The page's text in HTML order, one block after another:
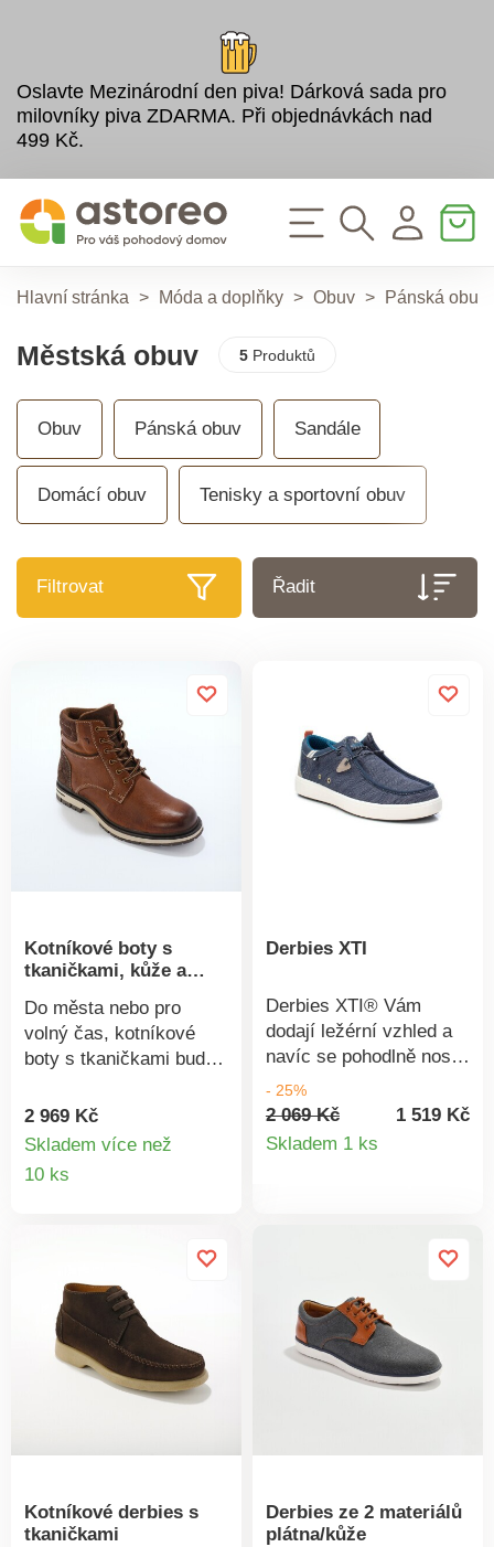
Oslavte Mezinárodní den piva! Dárková sada pro
milovníky piva ZDARMA. Při objednávkách nad
499 Kč.
Hlavní stránka > Móda a doplňky > Obuv > Pánská obuv
Městská obuv 5Produktů
Obuv Pánská obuv Sandále
Domácí obuv Tenisky a sportovní obuv
Filtrovat Řadit
Kotníkové boty s
tkaničkami, kůže a
Do města nebo pro
volný čas, kotníkové
boty s tkaničkami budou
Look 2 materiálů: kůže a
velur. Tkaničky pro
Velurové vsadky s
Hřejivá podšívka. Pevný
opatek. Vzorovaná
protiskluzová podrážka.
2 969 Kč
Skladem více než
10 ks
Derbies XTI
Derbies XTI® Vám
dodají ležérní vzhled a
navíc se pohodlně nosí!
Z elastického textilu.
Pružné tkaničky pro
snadné obutí a
- 25%
2 069 Kč
1 519 Kč
Skladem 1 ks
Kotníkové derbies s
tkaničkami
Derbies ze 2 materiálů
plátna/kůže